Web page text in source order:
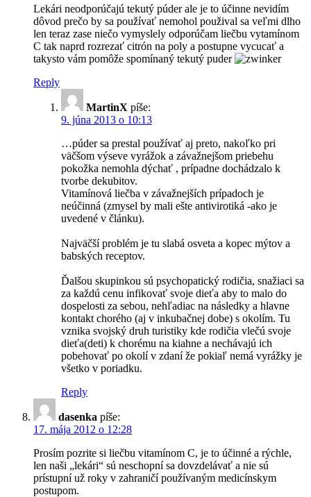
Lekári neodporúčajú tekutý púder ale je to účinne nevidím
dôvod prečo by sa používať nemohol použival sa veľmi dlho
len teraz zase niečo vymyslely odporúčam liečbu vytamínom
C tak naprd rozrezať citrón na poly a postupne vycucať a
takysto vám pomôže spomínaný tekutý puder
Reply
MartinX píše:
9. júna 2013 o 10:13
…púder sa prestal používať aj preto, nakoľko pri
väčšom výseve vyrážok a závažnejšom priebehu
pokožka nemohla dýchať , prípadne dochádzalo k
tvorbe dekubitov.
Vitamínová liečba v závažnejších prípadoch je
neúčinná (zmysel by mali ešte antivirotiká -ako je
uvedené v článku).
Najväčší problém je tu slabá osveta a kopec mýtov a
babských receptov.
Ďalšou skupinkou sú psychopatický rodičia, snažiaci sa
za každú cenu infikovať svoje dieťa aby to malo do
dospelosti za sebou, nehľadiac na následky a hlavne
kontakt chorého (aj v inkubačnej dobe) s okolím. Tu
vznika svojský druh turistiky kde rodičia vlečú svoje
dieťa(deti) k chorému na kiahne a nechávajú ich
pobehovať po okolí v zdaní že pokiaľ nemá vyrážky je
všetko v poriadku.
Reply
dasenka píše:
17. mája 2012 o 12:28
Prosím pozrite si liečbu vitamínom C, je to účinné a rýchle,
len naši „lekári“ sú neschopní sa dovzdelávať a nie sú
prístupní už roky v zahraničí používaným medicínskym
postupom.